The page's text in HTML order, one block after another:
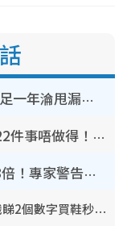
「居屋王」啟德啟悅苑入伙不足一年淪甩漏之王！插頭噴火花致大停電 多戶業主全屋家電報銷
鬼門開2026｜8.13鬼節禁忌 22件事唔做得！燒肉、刺身要少食？半夜勿吹口哨/打呢個電話
行李清潔｜車轆污糟過馬桶58倍！專家警告忌用酒精抹 教1招免污手除菌
New Balance型號密碼大公開！識睇2個數字買鞋秒知功能免中伏 附5大熱門鞋款